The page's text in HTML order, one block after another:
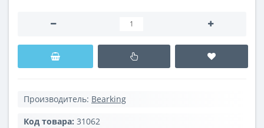
Производитель: Bearking
Код товара: 31062